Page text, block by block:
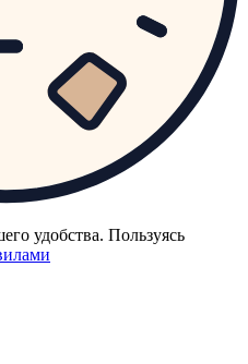
удобства. Пользуясь